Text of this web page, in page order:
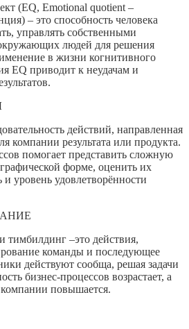
(EQ, Emotional quotient –
– это способность человека
управлять собственными
людей для решения
в жизни когнитивного
EQ приводит к неудачам и
действий, направленная
компании результата или продукта.
помогает представить сложную
форме, оценить их
и уровень удовлетворённости
тимбилдинг –это действия,
команды и последующее
действуют сообща, решая задачи
бизнес-процессов возрастает, а
повышается.